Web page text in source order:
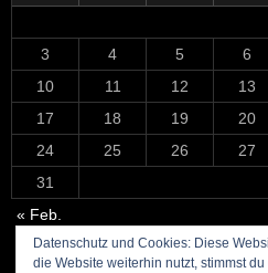
3
4 5 6
10
11 12 13
17
18 19 20
24
25 26 27
31
« Feb.
Datenschutz und Cookies: Diese
die Website weiterhin nutzt, stimmst